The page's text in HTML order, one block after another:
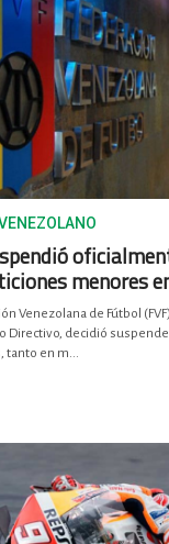
menores
Venezolana de Fútbol
Directivo, decidió
tanto en m...